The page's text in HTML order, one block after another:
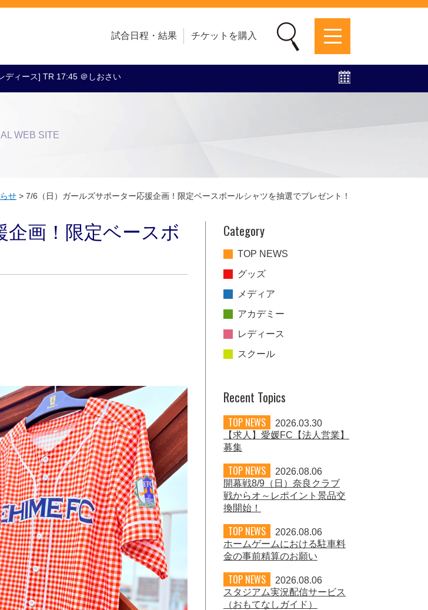
試合日程・結果 チケットを購入
レディース スクール
ディース] TR 17:45 ＠しおさい
WEB SITE
せ > 7/6（日）ガールズサポーター応援企画！限定ベースボールシャツを抽選でプレゼント！
企画！限定ベースボ
Category
TOP NEWS
グッズ
メディア
アカデミー
レディース
スクール
Recent Topics
TOP NEWS
2026.03.30
【求人】愛媛FC【法人営業】
募集
TOP NEWS
2026.08.06
開幕戦8/9（日）奈良クラブ
戦からオ～レポイント景品交
換開始！
TOP NEWS
2026.08.06
ホームゲームにおける駐車料
金の事前精算のお願い
TOP NEWS
2026.08.06
スタジアム実況配信サービス
（おもてなしガイド）